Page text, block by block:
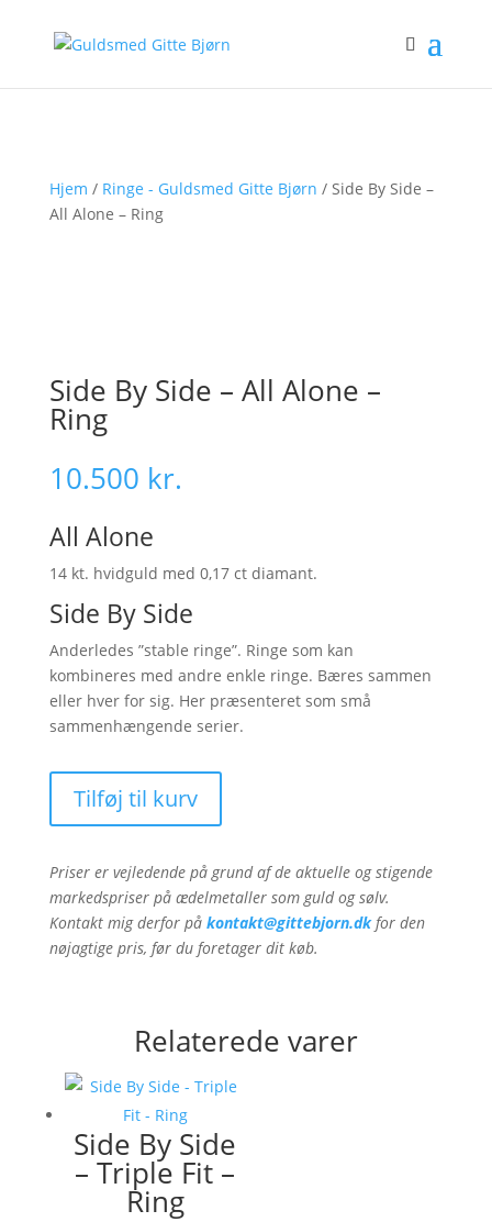
Hjem / Ringe - Guldsmed Gitte Bjørn / Side By Side –
All Alone – Ring
Side By Side – All Alone –
Ring
10.500 kr.
All Alone
14 kt. hvidguld med 0,17 ct diamant.
Side By Side
Anderledes ”stable ringe”. Ringe som kan
kombineres med andre enkle ringe. Bæres sammen
eller hver for sig. Her præsenteret som små
sammenhængende serier.
Tilføj til kurv
Priser er vejledende på grund af de aktuelle og stigende
markedspriser på ædelmetaller som guld og sølv.
Kontakt mig derfor på kontakt@gittebjorn.dkfor den
nøjagtige pris, før du foretager dit køb.
Relaterede varer
Side By Side
– Triple Fit –
Ring